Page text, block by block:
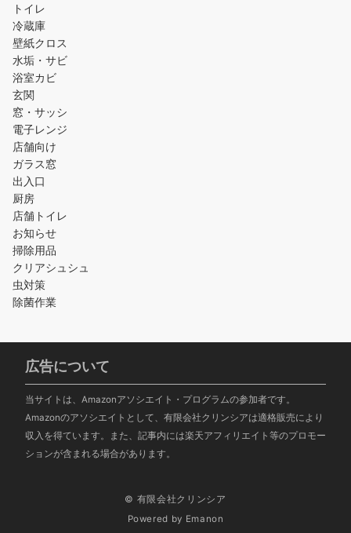
トイレ
冷蔵庫
壁紙クロス
水垢・サビ
浴室カビ
玄関
窓・サッシ
電子レンジ
店舗向け
ガラス窓
出入口
厨房
店舗トイレ
お知らせ
掃除用品
クリアシュシュ
虫対策
除菌作業
広告について
当サイトは、Amazonアソシエイト・プログラムの参加者です。
Amazonのアソシエイトとして、有限会社クリンシアは適格販売により
収入を得ています。また、記事内には楽天アフィリエイト等のプロモー
ションが含まれる場合があります。
© 有限会社クリンシア
Powered by Emanon